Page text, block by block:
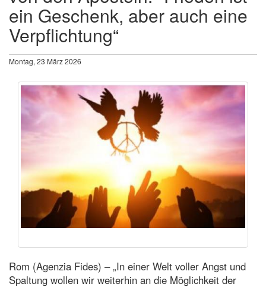
ein Geschenk, aber auch eine
Verpflichtung“
Montag, 23 März 2026
Rom (Agenzia Fides) – „In einer Welt voller Angst und
Spaltung wollen wir weiterhin an die Möglichkeit der